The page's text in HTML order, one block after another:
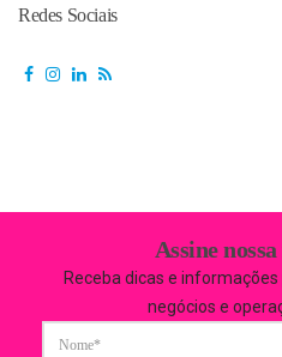
Redes Sociais
Assine
Receba dicas e
negócios e